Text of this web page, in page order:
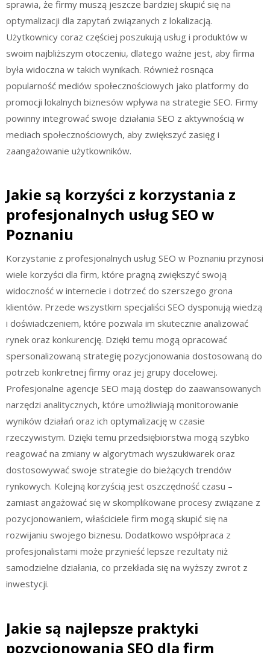
sprawia, że firmy muszą jeszcze bardziej skupić się na
optymalizacji dla zapytań związanych z lokalizacją.
Użytkownicy coraz częściej poszukują usług i produktów w
swoim najbliższym otoczeniu, dlatego ważne jest, aby firma
była widoczna w takich wynikach. Również rosnąca
popularność mediów społecznościowych jako platformy do
promocji lokalnych biznesów wpływa na strategie SEO. Firmy
powinny integrować swoje działania SEO z aktywnością w
mediach społecznościowych, aby zwiększyć zasięg i
zaangażowanie użytkowników.
Jakie są korzyści z korzystania z
profesjonalnych usług SEO w
Poznaniu
Korzystanie z profesjonalnych usług SEO w Poznaniu przynosi
wiele korzyści dla firm, które pragną zwiększyć swoją
widoczność w internecie i dotrzeć do szerszego grona
klientów. Przede wszystkim specjaliści SEO dysponują wiedzą
i doświadczeniem, które pozwala im skutecznie analizować
rynek oraz konkurencję. Dzięki temu mogą opracować
spersonalizowaną strategię pozycjonowania dostosowaną do
potrzeb konkretnej firmy oraz jej grupy docelowej.
Profesjonalne agencje SEO mają dostęp do zaawansowanych
narzędzi analitycznych, które umożliwiają monitorowanie
wyników działań oraz ich optymalizację w czasie
rzeczywistym. Dzięki temu przedsiębiorstwa mogą szybko
reagować na zmiany w algorytmach wyszukiwarek oraz
dostosowywać swoje strategie do bieżących trendów
rynkowych. Kolejną korzyścią jest oszczędność czasu –
zamiast angażować się w skomplikowane procesy związane z
pozycjonowaniem, właściciele firm mogą skupić się na
rozwijaniu swojego biznesu. Dodatkowo współpraca z
profesjonalistami może przynieść lepsze rezultaty niż
samodzielne działania, co przekłada się na wyższy zwrot z
inwestycji.
Jakie są najlepsze praktyki
pozycjonowania SEO dla firm